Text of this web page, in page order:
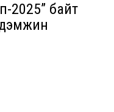
2025” байт